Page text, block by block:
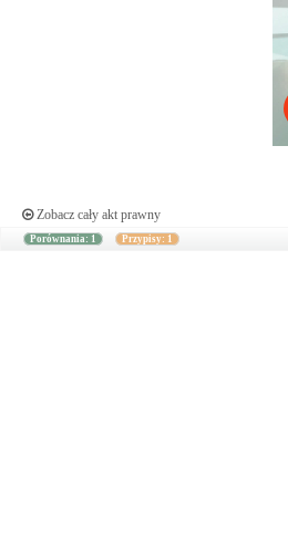
Zobacz cały akt prawny
Porównania: 1 Przypisy: 1